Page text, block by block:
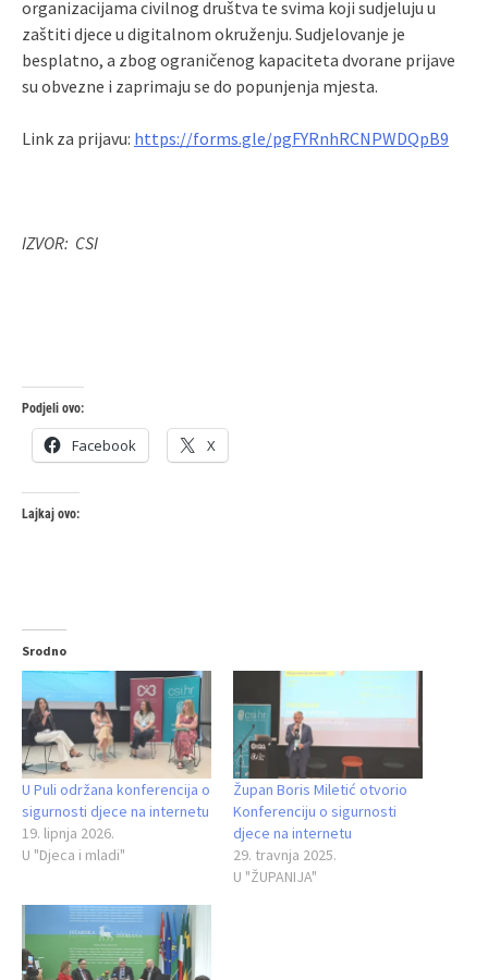
organizacijama civilnog društva te svima koji sudjeluju u
zaštiti djece u digitalnom okruženju. Sudjelovanje je
besplatno, a zbog ograničenog kapaciteta dvorane prijave
su obvezne i zaprimaju se do popunjenja mjesta.
Link za prijavu: https://forms.gle/pgFYRnhRCNPWDQpB9
IZVOR: CSI
Podjeli ovo:
Facebook X
Lajkaj ovo:
Srodno
U Puli održana konferencija o
sigurnosti djece na internetu
19. lipnja 2026.
U "Djeca i mladi"
Župan Boris Miletić otvorio
Konferenciju o sigurnosti
djece na internetu
29. travnja 2025.
U "ŽUPANIJA"